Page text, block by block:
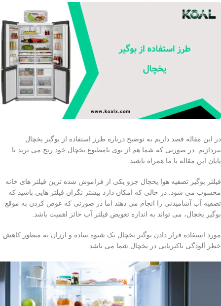
در این مقاله قصد داریم به توضیح درباره طرز استفاده از بوگیر یخچال
بپردازیم. در صورتی که شما هم از بوی نامطبوع یخچال خود رنج می برید تا
پایان این مقاله با ما همراه باشید.
فیلتر بوگیر تصفیه هوا یخچال جزو یکی از فراموش شده ترین فیلتر های خانه
محسوب می شود. در حالی که امکان دارد بیشتر نگران فیلتر هایی باشید که
تصفیه آب آشامیدنی را انجام می دهند اما در صورتی که عوض کردن به موقع
بوگیر یخچال، می تواند به اندازه تعویض فیلتر آب حائز اهمیت باشد.
مورد استفاده قرار دادن بوگیر یخچال یک شیوه ساده و ارزان به منظور کاهش
خطر آلودگی باکتریایی در یخچال شما می باشد.